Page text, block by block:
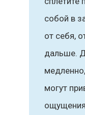
собой в
от себя,
дальше.
могут